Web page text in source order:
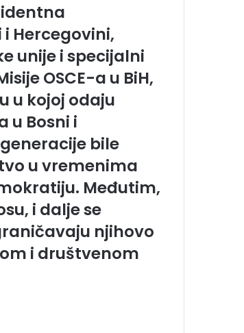
Hercegovini,
unije i specijalni
OSCE-a u BiH,
u kojoj odaju
u Bosni i
bile
u vremenima
Međutim,
i dalje se
njihovo
i društvenom